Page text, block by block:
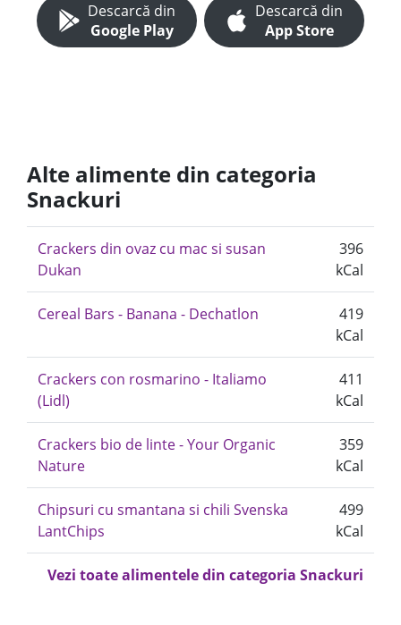
Descarcă din
Google Play
Descarcă din
App Store
Alte alimente din categoria
Snackuri
Crackers din ovaz cu mac si susan
Dukan
396
kCal
Cereal Bars - Banana - Dechatlon
419
kCal
Crackers con rosmarino - Italiamo
(Lidl)
411
kCal
Crackers bio de linte - Your Organic
Nature
359
kCal
Chipsuri cu smantana si chili Svenska
LantChips
499
kCal
Vezi toate alimentele din categoria Snackuri